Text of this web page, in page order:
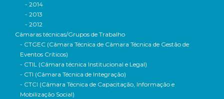
- 2014
- 2013
- 2012
Câmaras técnicas/Grupos de Trabalho
- CTGEC (Câmara Técnica de Câmara Técnica de Gestão de
Eventos Críticos)
- CTIL (Câmara técnica Institucional e Legal)
- CTI (Câmara Técnica de Integração)
- CTCI (Câmara Técnica de Capacitação, Informação e
Mobilização Social)